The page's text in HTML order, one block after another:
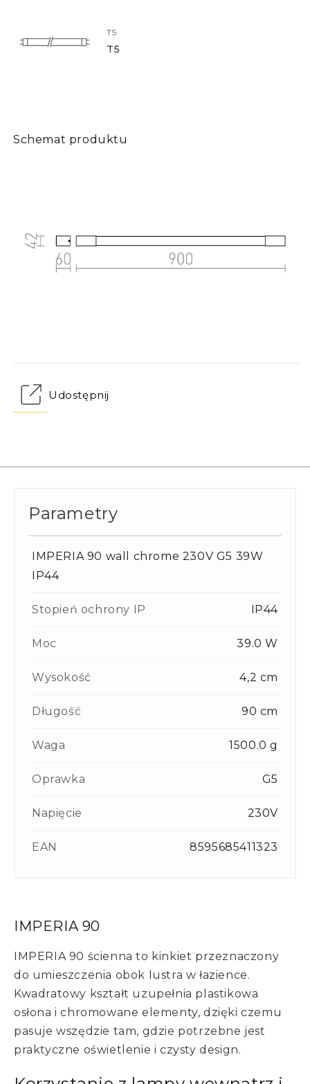
T5
T5
Schemat produktu
Udostępnij
IMPERIA 90
IMPERIA 90 ścienna to kinkiet przeznaczony
do umieszczenia obok lustra w łazience.
Kwadratowy kształt uzupełnia plastikowa
osłona i chromowane elementy, dzięki czemu
pasuje wszędzie tam, gdzie potrzebne jest
praktyczne oświetlenie i czysty design.
Parametry
IMPERIA 90 wall chrome 230V G5 39W
IP44
Stopień ochrony IP IP44
Moc 39.0 W
Wysokość 4,2 cm
Długość 90 cm
Waga 1500.0 g
Oprawka G5
Napięcie 230V
EAN 8595685411323